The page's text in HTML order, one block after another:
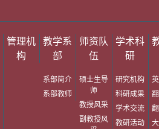
管理机
构
教学系
部
系部简介
系部教师
师资队
伍
硕士生导
师
教授风采
副教授风
学术科
研
研究机构
科研成果
学术交流
教研活动